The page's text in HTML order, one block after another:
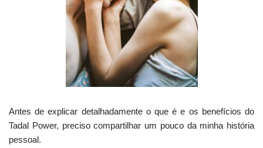
Antes de explicar detalhadamente o que é e os benefícios do
Tadal Power, preciso compartilhar um pouco da minha história
pessoal.